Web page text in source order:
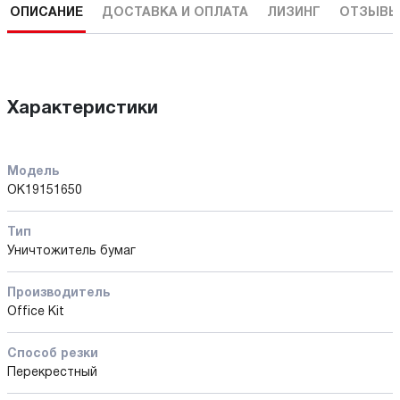
ОПИСАНИЕ ДОСТАВКА И ОПЛАТА ЛИЗИНГ ОТЗЫВЫ
Характеристики
Модель
OK19151650
Тип
Уничтожитель бумаг
Производитель
Office Kit
Способ резки
Перекрестный